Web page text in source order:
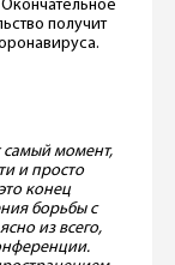
получит
самый момент,
и просто
конец
борьбы с
из всего,